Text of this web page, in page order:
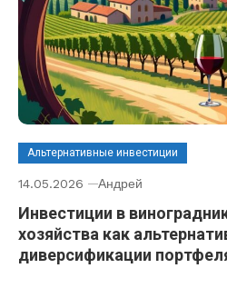
Альтернативные инвестиции
14.05.2026 Андрей
Инвестиции в
хозяйства как
диверсификации